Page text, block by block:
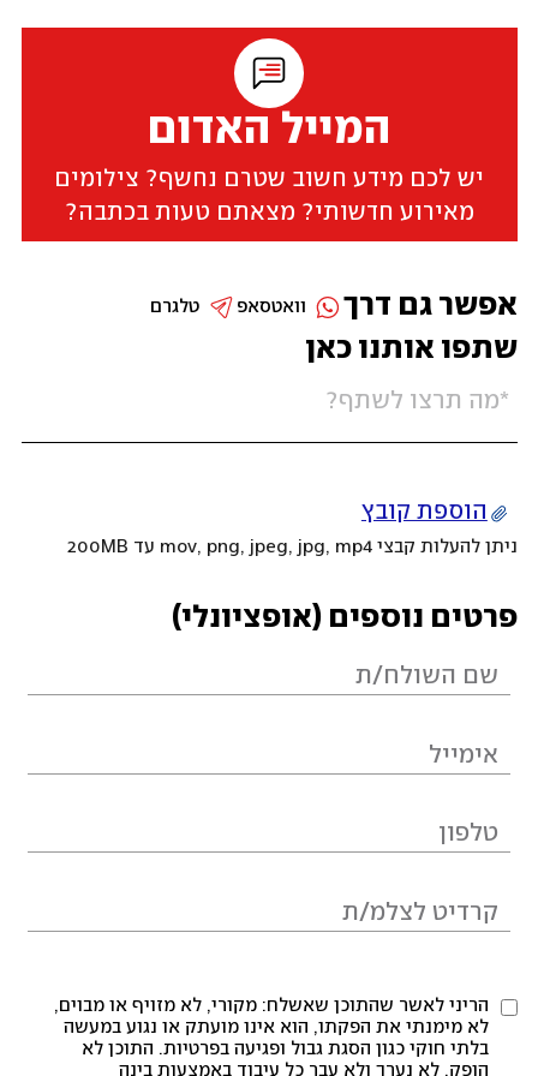
המייל האדום
יש לכם מידע חשוב שטרם נחשף? צילומים
מאירוע חדשותי? מצאתם טעות בכתבה?
שתפו אותנו כאן
הוספת קובץ
ניתן להעלות קבצי mov, png, jpeg, jpg, mp4 עד 200MB
פרטים נוספים (אופציונלי)
הריני לאשר שהתוכן שאשלח: מקורי, לא מזויף או מבוים,
לא מימנתי את הפקתו, הוא אינו מועתק או נגוע במעשה
בלתי חוקי כגון הסגת גבול ופגיעה בפרטיות. התוכן לא
הופק, לא נערך ולא עבר כל עיבוד באמצעות בינה
אפשר גם דרך טלגרם וואטסאפ